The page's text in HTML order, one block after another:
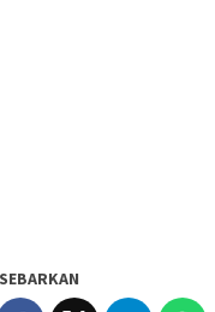
SEBARKAN